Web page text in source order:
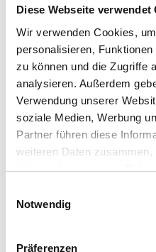
Diese Webseite verwendet
Wir verwenden Cookies,
personalisieren,
zu können und die Zugriffe
analysieren. Außerdem
Verwendung unserer
soziale Medien, Werbung
Partner führen diese
weiteren Daten
haben oder die sie im
Notwendig
Präferenzen
WD
Kleberauftragsspachtel
180mm A1
4086-004787
Bitte einloggen, um Preise zu
sehen
PRODUKTEIGENSCHAFTEN